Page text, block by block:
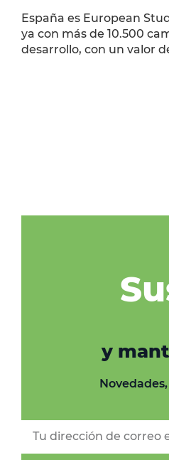
España es European
ya con más de 10.500
desarrollo, con un valor
y